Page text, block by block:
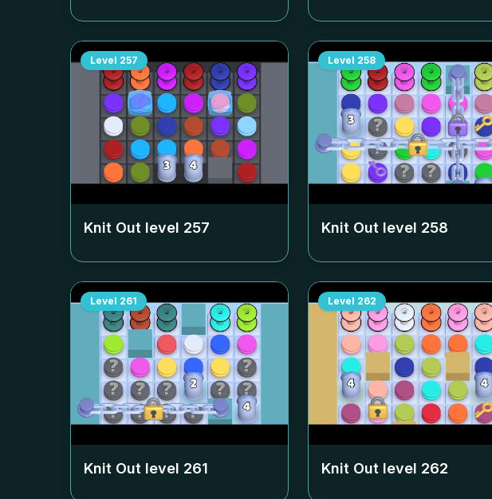
Level 257
Knit Out level 257
Level 258
Knit Out level 258
Level 261
Knit Out level 261
Level 262
Knit Out level 262